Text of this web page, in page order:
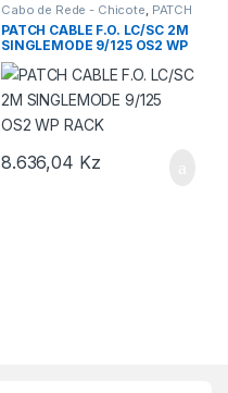
Cabo de Rede - Chicote, PATCH
CABLE
PATCH CABLE F.O. LC/SC 2M
SINGLEMODE 9/125 OS2 WP
RACK
8.636,04 Kz